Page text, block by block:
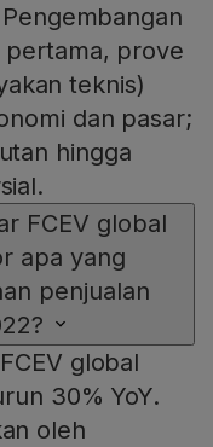
pertama, prove
teknis)
dan pasar;
hingga
FCEV global
apa yang
penjualan
global
30% YoY.
oleh